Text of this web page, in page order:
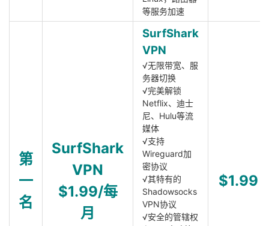
等服务加速
第
一
名
SurfShark
VPN
$1.99/每
月
SurfShark
VPN
√无限带宽、服
务器切换
√完美解锁
Netflix、迪士
尼、Hulu等流
媒体
√支持
Wireguard加
密协议
√其特有的
Shadowsocks
VPN协议
√安全的管辖权
$1.99